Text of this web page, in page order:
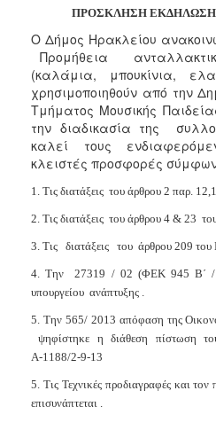
2021
2020
2019
2018
2017
2016
2015
ΠΟΛΙΤΙΣΜΟΣ
ΑΝΘΕΚΤΙΚΗ
ΠΟΛΗ
ΠΡΟΣΚΛΗΣΗ
Ο Δήμος Ηρακλείου
Προμήθεια
(καλάμια, μπουκίνια,
χρησιμοποιηθούν από την
Τμήματος Μουσικής
την διαδικασία της
καλεί τους
κλειστές προσφορές
1. Τις διατάξεις του άρθρου 2 παρ.
2. Τις διατάξεις του άρθρου 4 & 23
3. Τις διατάξεις του άρθρου 209 του
4. Την
27319 / 02 (ΦΕΚ 945 Β΄ /
υπουργείου ανάπτυξης .
5. Την 565/ 2013 απόφαση της
ψηφίστηκε η διάθεση πίστωση
Α-1188/2-9-13
5. Τις Τεχνικές προδιαγραφές και τον
επισυνάπτεται .